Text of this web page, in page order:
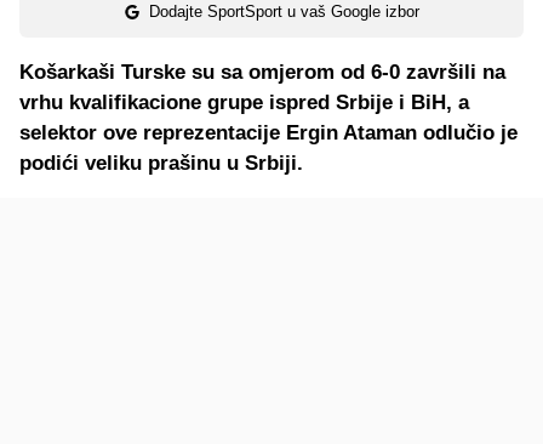
Dodajte SportSport u vaš Google izbor
Košarkaši Turske su sa omjerom od 6-0 završili na
vrhu kvalifikacione grupe ispred Srbije i BiH, a
selektor ove reprezentacije Ergin Ataman odlučio je
podići veliku prašinu u Srbiji.